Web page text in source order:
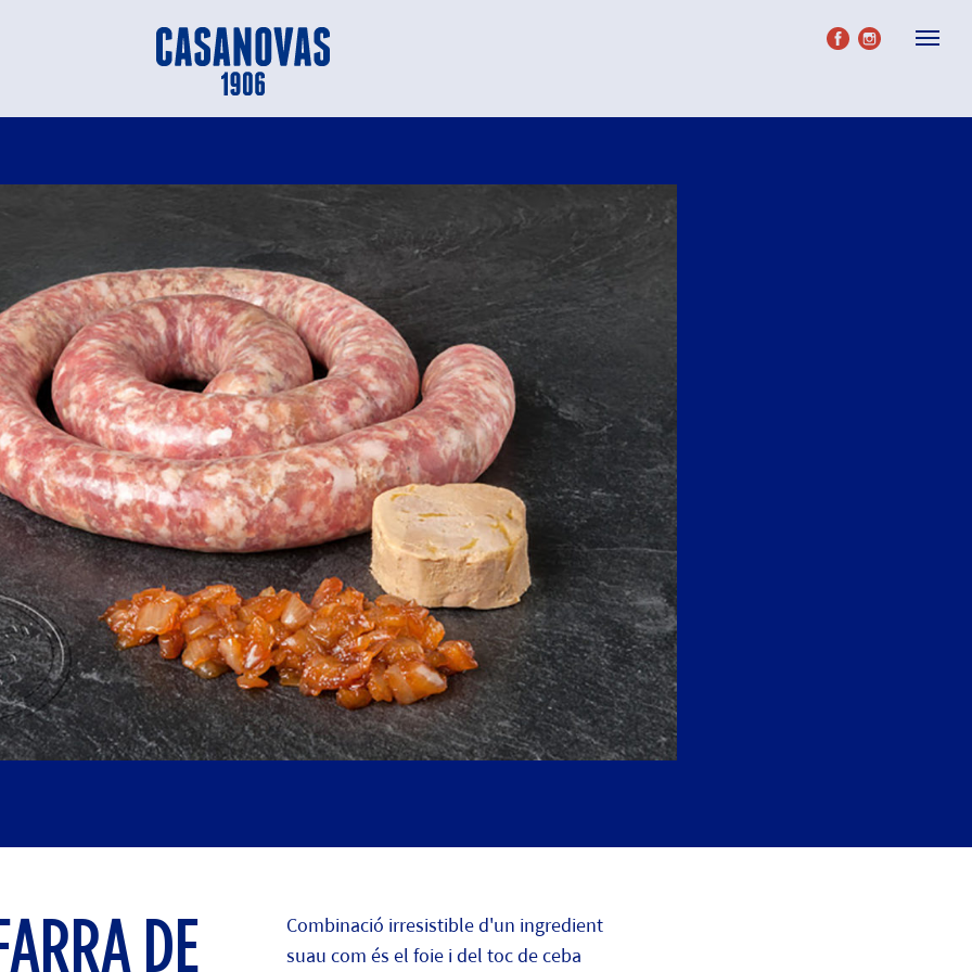
DE
Combinació irresistible d'un ingredient
suau com és el foie i del toc de ceba